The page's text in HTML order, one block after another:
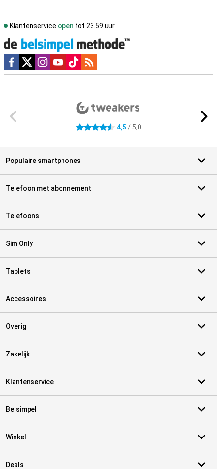
Klantenservice open tot 23.59 uur
Social media
4.5 sterren 4,5 / 5,0
Populaire smartphones
Telefoon met abonnement
Telefoons
Sim Only
Tablets
Accessoires
Overig
Zakelijk
Klantenservice
Belsimpel
Winkel
Deals